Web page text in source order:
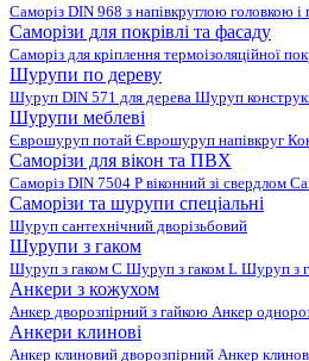
Саморіз DIN 968 з напівкруглою головкою
Саморізи для покрівлі та фасаду
Саморіз для кріплення термоізоляційної
Шурупи по дереву
Шуруп DIN 571 для дерева Шуруп
Шурупи меблеві
Єврошуруп потай Єврошуруп напівкруг
Саморізи для вікон та ПВХ
Саморіз DIN 7504 P віконний зі свердлом
Саморізи та шурупи спеціальні
Шуруп сантехнічний дворізьбовий
Шурупи з гаком
Шуруп з гаком C Шуруп з гаком L Шуруп з
Анкери з кожухом
Анкер дворозпірний з гайкою Анкер
Анкери клинові
Анкер клиновий дворозпірний Анкер